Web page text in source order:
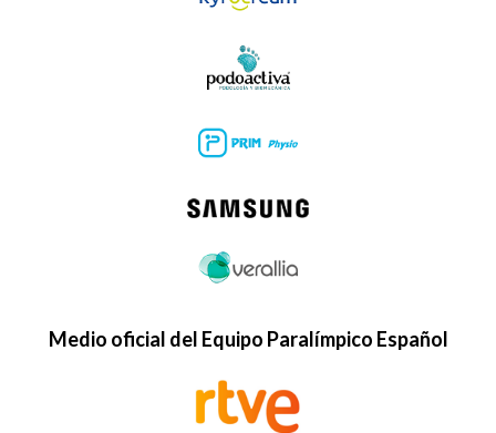
Medio oficial del Equipo Paralímpico Español